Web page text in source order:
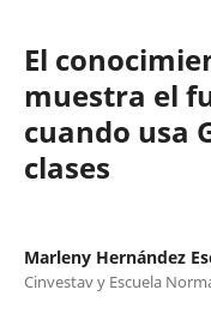
El
muestra el
cuando usa
clases
Marleny Hernández
Cinvestav y Escuela